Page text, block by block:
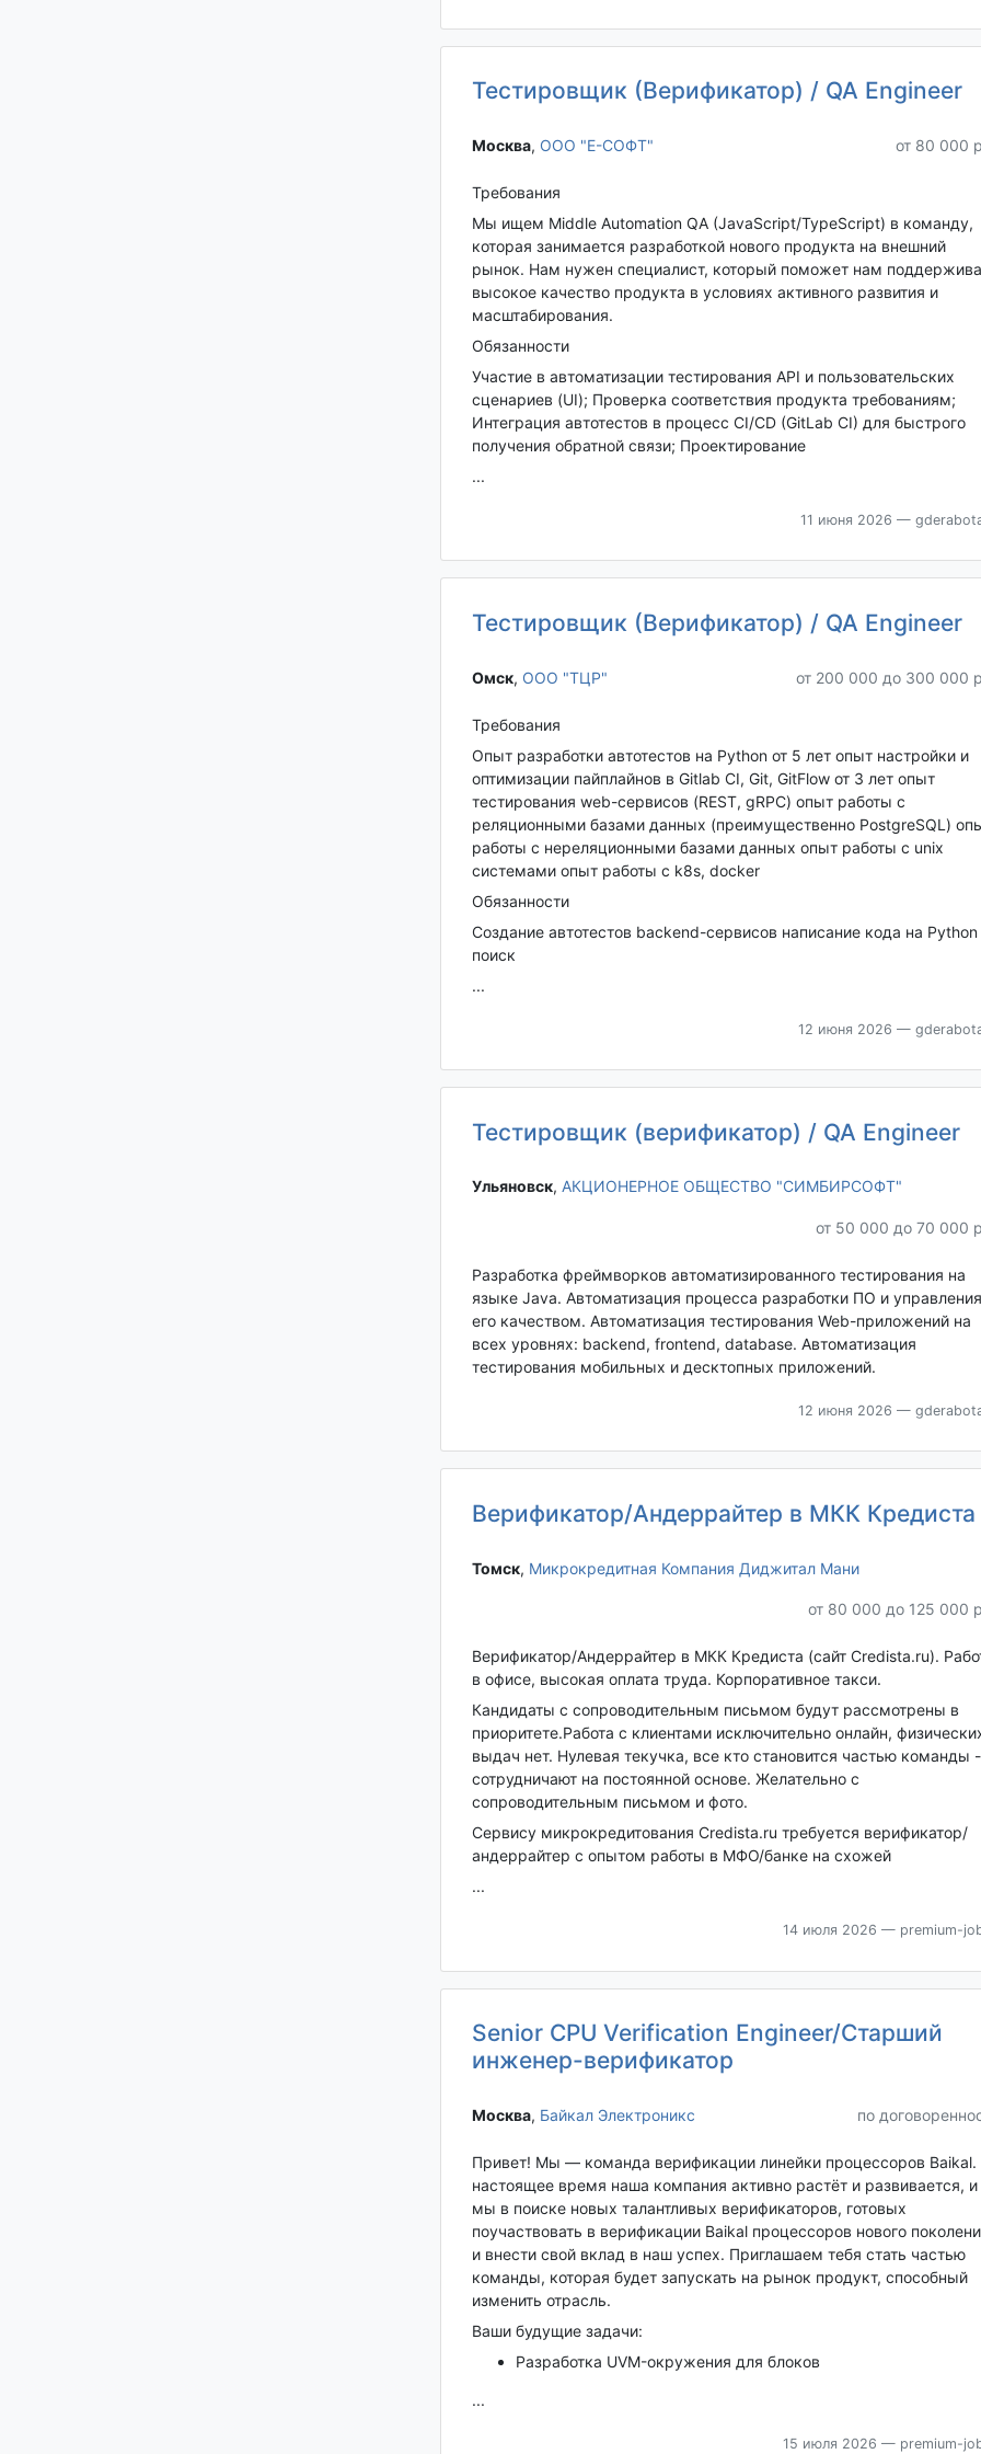
Тестировщик (Верификатор) / QA Engineer
Москва‎, ООО "Е-СОФТ" от 80 000
Требования
Мы ищем Middle Automation QA (JavaScript/TypeScript) в команду,
которая занимается разработкой нового продукта на внешний
рынок. Нам нужен специалист, который поможет нам
высокое качество продукта в условиях активного развития и
масштабирования.
Обязанности
Участие в автоматизации тестирования API и пользовательских
сценариев (UI); Проверка соответствия продукта требованиям;
Интеграция автотестов в процесс CI/CD (GitLab CI) для быстрого
получения обратной связи; Проектирование
...
11 июня 2026 —
Тестировщик (Верификатор) / QA Engineer
Омск‎, ООО "ТЦР" от 200 000 до 300 000
Требования
Опыт разработки автотестов на Python от 5 лет опыт настройки и
оптимизации пайплайнов в Gitlab CI, Git, GitFlow от 3 лет опыт
тестирования web-сервисов (REST, gRPC) опыт работы с
реляционными базами данных (преимущественно PostgreSQL)
работы с нереляционными базами данных опыт работы с unix
системами опыт работы с k8s, docker
Обязанности
Создание автотестов backend-сервисов написание кода на Python
поиск
...
12 июня 2026 —
Тестировщик (верификатор) / QA Engineer
Ульяновск‎, АКЦИОНЕРНОЕ ОБЩЕСТВО "СИМБИРСОФТ"
от 50 000 до 70 000
Разработка фреймворков автоматизированного тестирования на
языке Java. Автоматизация процесса разработки ПО и управления
его качеством. Автоматизация тестирования Web-приложений на
всех уровнях: backend, frontend, database. Автоматизация
тестирования мобильных и десктопных приложений.
12 июня 2026 —
Верификатор/Андеррайтер в МКК Кредиста
Томск‎, Микрокредитная Компания Диджитал Мани
от 80 000 до 125 000
Верификатор/Андеррайтер в МКК Кредиста (сайт Credista.ru).
в офисе, высокая оплата труда. Корпоративное такси.
Кандидаты с сопроводительным письмом будут рассмотрены в
приоритете.Работа с клиентами исключительно онлайн,
выдач нет. Нулевая текучка, все кто становится частью команды -
сотрудничают на постоянной основе. Желательно с
сопроводительным письмом и фото.
Сервису микрокредитования Credista.ru требуется верификатор/
андеррайтер с опытом работы в МФО/банке на схожей
...
14 июля 2026 — premium-
Senior CPU Verification Engineer/Старший
инженер-верификатор
Москва‎, Байкал Электроникс по
Привет! Мы — команда верификации линейки процессоров Baikal.
настоящее время наша компания активно растёт и развивается, и
мы в поиске новых талантливых верификаторов, готовых
поучаствовать в верификации Baikal процессоров нового
и внести свой вклад в наш успех. Приглашаем тебя стать частью
команды, которая будет запускать на рынок продукт, способный
изменить отрасль.
Ваши будущие задачи:
Разработка UVM-окружения для блоков
...
15 июля 2026 — premium-